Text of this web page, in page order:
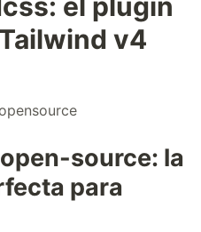
v4
source: la
para